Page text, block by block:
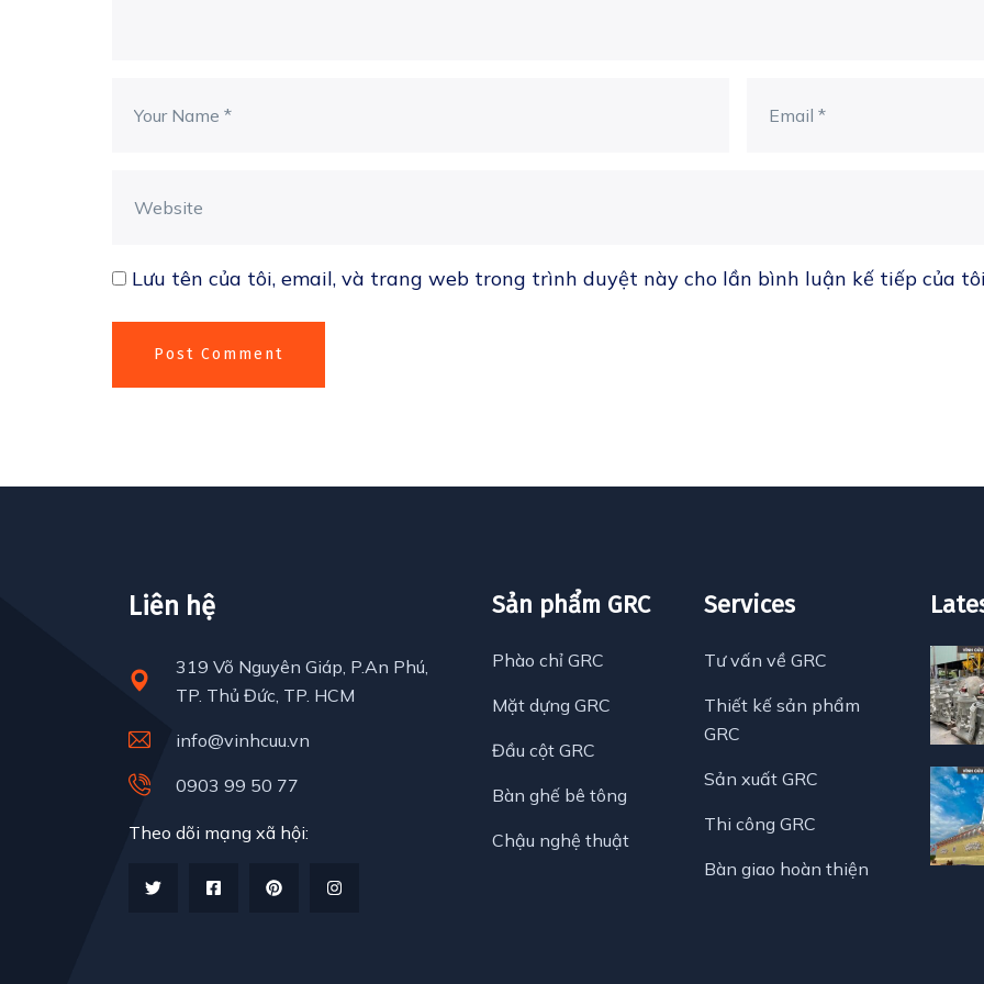
Lưu tên của tôi, email, và trang web trong trình duyệt này cho lần bình luận kế tiếp của
Liên hệ
319 Võ Nguyên Giáp, P.An Phú,
TP. Thủ Đức, TP. HCM
info@vinhcuu.vn
0903 99 50 77
Theo dõi mạng xã hội:
Sản phẩm GRC
Phào chỉ GRC
Mặt dựng GRC
Đầu cột GRC
Bàn ghế bê tông
Chậu nghệ thuật
Services
Tư vấn về GRC
Thiết kế sản phẩm
GRC
Sản xuất GRC
Thi công GRC
Bàn giao hoàn thiện